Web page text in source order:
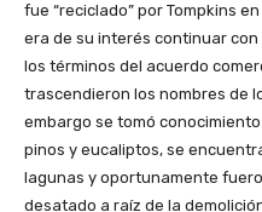
fue “reciclado” por Tompkins
era de su interés continuar
los términos del acuerdo
trascendieron los nombres de
embargo se tomó
pinos y eucaliptos, se
lagunas y oportunamente
desatado a raíz de la